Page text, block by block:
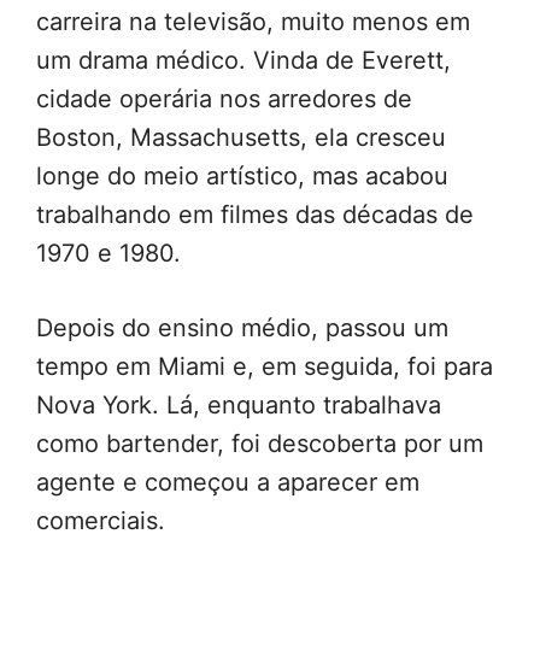
carreira na televisão, muito menos em
um drama médico. Vinda de Everett,
cidade operária nos arredores de
Boston, Massachusetts, ela cresceu
longe do meio artístico, mas acabou
trabalhando em filmes das décadas de
1970 e 1980.
Depois do ensino médio, passou um
tempo em Miami e, em seguida, foi para
Nova York. Lá, enquanto trabalhava
como bartender, foi descoberta por um
agente e começou a aparecer em
comerciais.